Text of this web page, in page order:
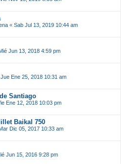
« Sab Jul 13, 2019 10:44 am
Jun 13, 2018 4:59 pm
Jue Ene 25, 2018 10:31 am
Santiago
Ene 12, 2018 10:03 pm
Baikal 750
Dic 05, 2017 10:33 am
Jun 15, 2016 9:28 pm